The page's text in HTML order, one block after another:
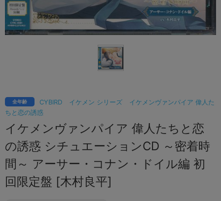
CYBIRD イケメン シリーズ
イケメンヴァンパイア 偉人た
ちと恋の誘惑
全年齢
イケメンヴァンパイア 偉人たちと恋
の誘惑 シチュエーションCD ～密着時
間～ アーサー・コナン・ドイル編 初
回限定盤 [木村良平]